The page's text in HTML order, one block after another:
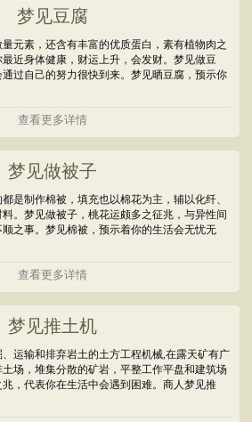
梦见豆腐
元素，还含有丰富的优质蛋白，素有植物肉之
近身体健康，财运上升，会发财。梦见做豆
过自己的努力很快到来。梦见晒豆腐，预示你
查看更多详情
梦见做被子
是制作棉被，填充也以棉花为主，辅以化纤、
。梦见做被子，桃花运颇多之征兆，与异性间
之事。梦见棉被，预示着你的生活会无忧无
查看更多详情
梦见推土机
运输和排弃岩土的土方工程机械,在露天矿有广
场，堆集分散的矿岩，平整工作平盘和建筑场
，代表你在生活中会遇到困难。商人梦见推